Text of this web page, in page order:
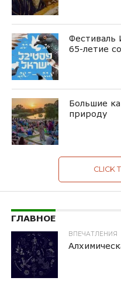
Фестиваль
65-летие
Большие
природу
CLICK
ГЛАВНОЕ
ВПЕЧАТЛЕНИЯ